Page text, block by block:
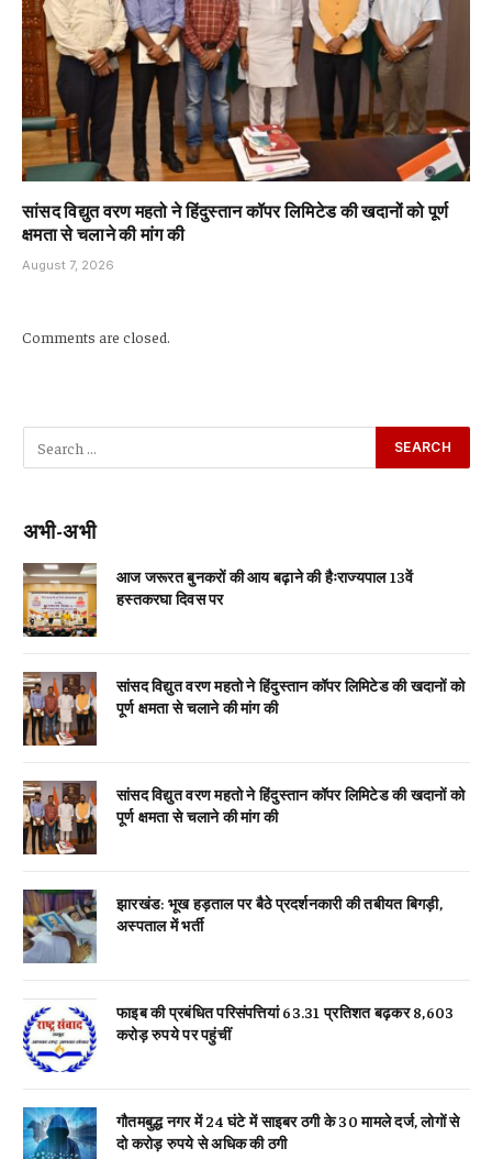
सांसद विद्युत वरण महतो ने हिंदुस्तान कॉपर लिमिटेड की खदानों को पूर्ण
क्षमता से चलाने की मांग की
August 7, 2026
Comments are closed.
अभी-अभी
आज जरूरत बुनकरों की आय बढ़ाने की हैःराज्यपाल 13वें
हस्तकरघा दिवस पर
सांसद विद्युत वरण महतो ने हिंदुस्तान कॉपर लिमिटेड की खदानों को
पूर्ण क्षमता से चलाने की मांग की
सांसद विद्युत वरण महतो ने हिंदुस्तान कॉपर लिमिटेड की खदानों को
पूर्ण क्षमता से चलाने की मांग की
झारखंड: भूख हड़ताल पर बैठे प्रदर्शनकारी की तबीयत बिगड़ी,
अस्पताल में भर्ती
फाइब की प्रबंधित परिसंपत्तियां 63.31 प्रतिशत बढ़कर 8,603
करोड़ रुपये पर पहुंचीं
गौतमबुद्ध नगर में 24 घंटे में साइबर ठगी के 30 मामले दर्ज, लोगों से
दो करोड़ रुपये से अधिक की ठगी